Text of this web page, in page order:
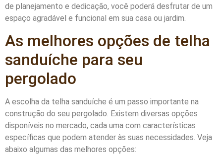
de planejamento e dedicação, você poderá desfrutar de um
espaço agradável e funcional em sua casa ou jardim.
As melhores opções de telha
sanduíche para seu
pergolado
A escolha da telha sanduíche é um passo importante na
construção do seu pergolado. Existem diversas opções
disponíveis no mercado, cada uma com características
específicas que podem atender às suas necessidades. Veja
abaixo algumas das melhores opções: